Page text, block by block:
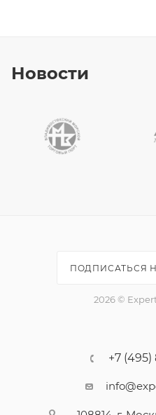
Новости
ПОДПИСАТЬСЯ
2026 ©
+7